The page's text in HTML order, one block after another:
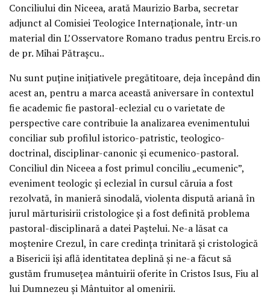
Conciliului din Niceea, arată Maurizio Barba, secretar
adjunct al Comisiei Teologice Internaționale, într-un
material din L’Osservatore Romano tradus pentru Ercis.ro
de pr. Mihai Pătrașcu..
Nu sunt puține inițiativele pregătitoare, deja începând din
acest an, pentru a marca această aniversare în contextul
fie academic fie pastoral-eclezial cu o varietate de
perspective care contribuie la analizarea evenimentului
conciliar sub profilul istorico-patristic, teologico-
doctrinal, disciplinar-canonic și ecumenico-pastoral.
Conciliul din Niceea a fost primul conciliu „ecumenic”,
eveniment teologic și eclezial în cursul căruia a fost
rezolvată, în manieră sinodală, violenta dispută ariană în
jurul mărturisirii cristologice și a fost definită problema
pastoral-disciplinară a datei Paștelui. Ne-a lăsat ca
moștenire Crezul, în care credința trinitară și cristologică
a Bisericii își află identitatea deplină și ne-a făcut să
gustăm frumusețea mântuirii oferite în Cristos Isus, Fiu al
lui Dumnezeu și Mântuitor al omenirii.